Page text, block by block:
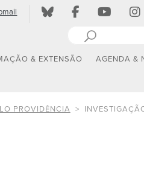
& EXTENSÃO AGENDA &
PROVIDÊNCIA